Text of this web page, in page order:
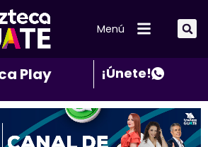
Menú
Play ¡Únete!